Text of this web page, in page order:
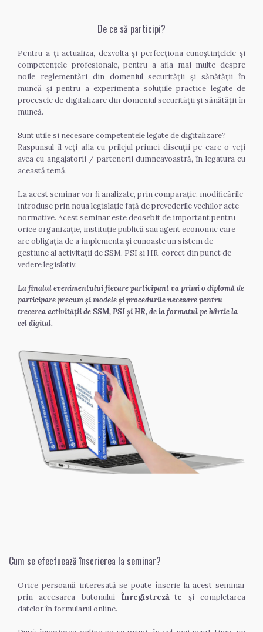
De ce să participi?
Pentru a-ți actualiza, dezvolta și perfecționa cunoștințelele și
competențele profesionale, pentru a afla mai multe despre
noile reglementări din domeniul securității și sănătății în
muncă și pentru a experimenta soluțiile practice legate de
procesele de digitalizare din domeniul securității și sănătății în
muncă.
Sunt utile si necesare competentele legate de digitalizare?
Raspunsul îl veți afla cu prilejul primei discuții pe care o veți
avea cu angajatorii / partenerii dumneavoastră, în legatura cu
această temă.
La acest seminar vor fi analizate, prin comparație, modificările
introduse prin noua legislație față de prevederile vechilor acte
normative. Acest seminar este deosebit de important pentru
orice organizație, instituție publică sau agent economic care
are obligația de a implementa și cunoaște un sistem de
gestiune al activitații de SSM, PSI și HR, corect din punct de
vedere legislativ.
La finalul evenimentului fiecare participant va primi o diplomă de
participare precum și modele și procedurile necesare pentru
trecerea activității de SSM, PSI și HR, de la formatul pe hârtie la
cel digital.
Cum se efectuează înscrierea la seminar?
Orice persoană interesată se poate înscrie la acest seminar
prin accesarea butonului Înregistreză-te și completarea
datelor în formularul online.